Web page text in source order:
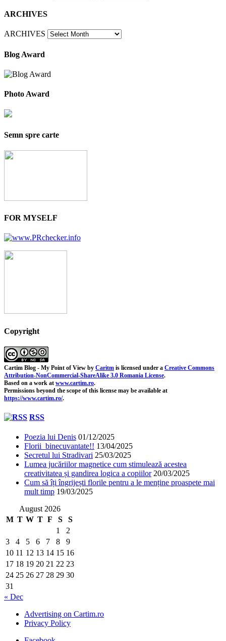
ARCHIVES
ARCHIVES
Blog Award
Photo Award
Semn spre carte
FOR MYSELF
Copyright
Cartim Blog - My Point of View by Caritm is licensed under a Creative Commons
Attribution-NonCommercial-ShareAlike 3.0 Romania License.
Based on a work at www.cartim.ro.
Permissions beyond the scope of this license may be available at
https://www.cartim.ro/.
RSS
Poezia lui Denis 01/12/2025
Florii binecuvantate!! 13/04/2025
Secretul lui Stradivari 25/03/2025
Lumea jucăriilor magnetice cum stimulează acestea
creativitatea și gandirea logica a copiilor 20/03/2025
Cum să îți îngrijești florile pentru a le menține proaspete mai
mult timp 19/03/2025
August 2026
M T W T F S
S
1
2
3
4 5 6 7 8
9
10 11 12 13 14 15 16
17 18 19 20 21 22 23
24 25 26 27 28 29 30
31
« Dec
Advertising on Cartim.ro
Privacy Policy